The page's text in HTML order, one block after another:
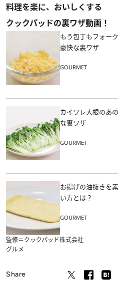
料理を楽に、おいしくする
クックパッドの裏ワザ動画！
もう包丁もフォー
豪快な裏ワザ
GOURMET
カイワレ大根のあ
な裏ワザ
GOURMET
お揚げの油抜きを
い方とは？
GOURMET
監修＝クックパッド株式会社
グルメ
Share